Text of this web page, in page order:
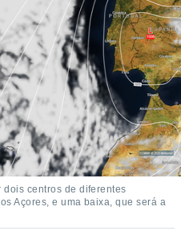
dois centros de diferentes
Açores, e uma baixa, que será a